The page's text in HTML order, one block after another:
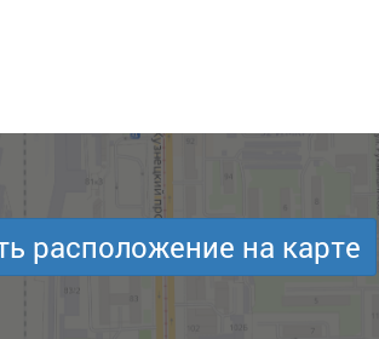
расположение на карте